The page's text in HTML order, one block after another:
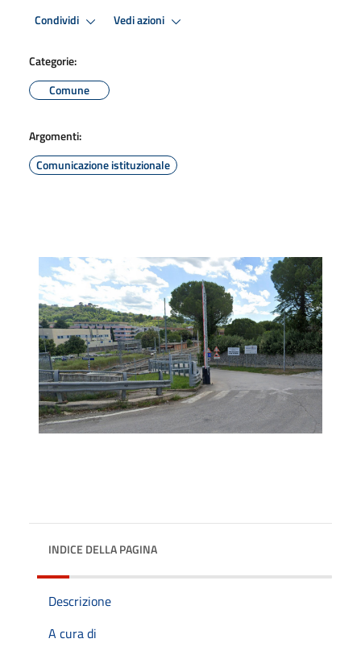
Condividi Vedi azioni
Categorie:
Comune
Argomenti:
Comunicazione istituzionale
INDICE DELLA PAGINA
Descrizione
A cura di